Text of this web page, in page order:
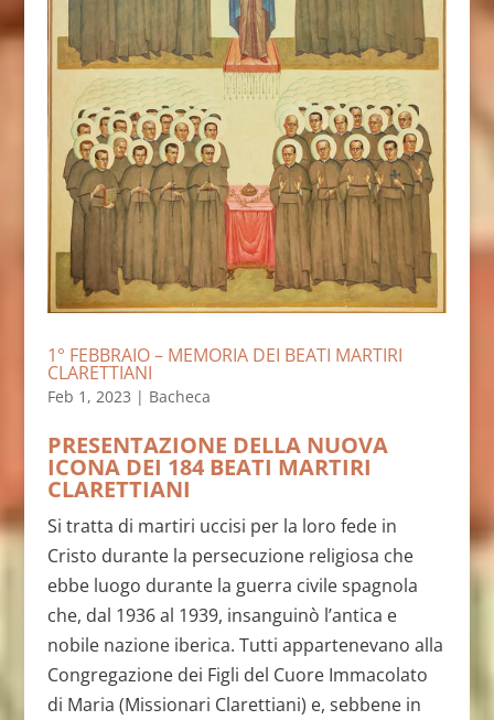
1° FEBBRAIO – MEMORIA DEI BEATI MARTIRI
CLARETTIANI
Feb 1, 2023 | Bacheca
PRESENTAZIONE DELLA NUOVA
ICONA DEI 184 BEATI MARTIRI
CLARETTIANI
Si tratta di martiri uccisi per la loro fede in
Cristo durante la persecuzione religiosa che
ebbe luogo durante la guerra civile spagnola
che, dal 1936 al 1939, insanguinò l’antica e
nobile nazione iberica. Tutti appartenevano alla
Congregazione dei Figli del Cuore Immacolato
di Maria (Missionari Clarettiani) e, sebbene in